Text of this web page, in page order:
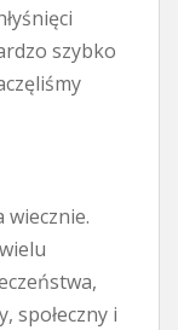
szybko
wiecznie.
społeczny i